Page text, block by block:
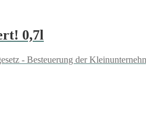
0,7l
- Besteuerung der